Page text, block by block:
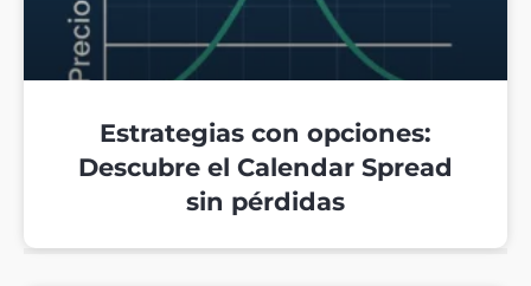
Estrategias con opciones:
Descubre el Calendar Spread
sin pérdidas